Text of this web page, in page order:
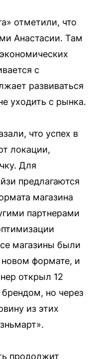
отметили, что
Анастасии. Там
с
развиваться
уходить с рынка.
что успех в
локации,
Для
предлагаются
магазина
партнерами
магазины были
формате, и
открыл 12
но через
из этих
продолжит